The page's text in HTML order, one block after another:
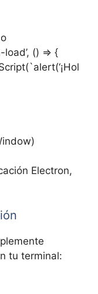
() => {
Electron,
tu terminal: